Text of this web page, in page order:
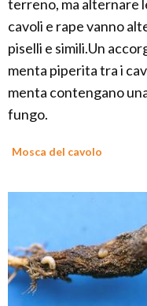
terreno, ma alternare
cavoli e rape vanno
piselli e simili.Un
menta piperita tra i
menta contengano
fungo.
Mosca del cavolo